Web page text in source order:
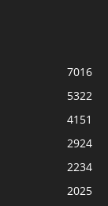
7016
5322
4151
2924
2234
2025